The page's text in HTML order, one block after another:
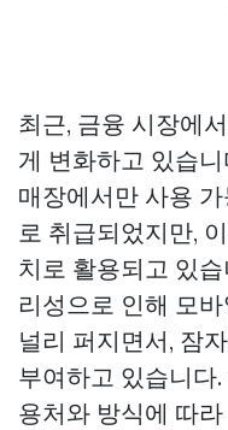
최근, 금융 시장에
게 변화하고 있습
매장에서만 사용
로 취급되었지만,
치로 활용되고 있
리성으로 인해 모
널리 퍼지면서, 잠
부여하고 있습니다
용처와 방식에 따